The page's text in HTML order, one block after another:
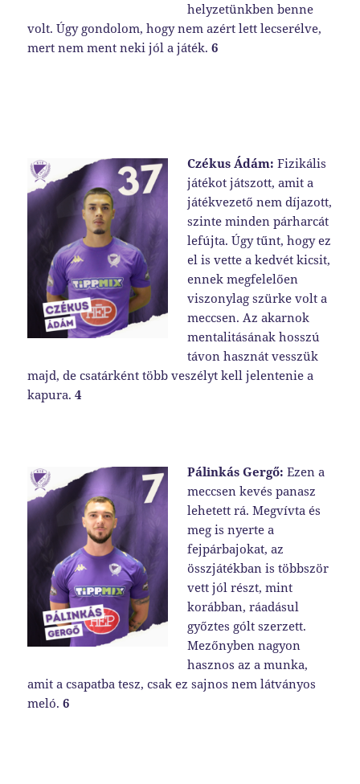
helyzetünkben benne
volt. Úgy gondolom, hogy nem azért lett lecserélve,
mert nem ment neki jól a játék.6
Czékus Ádám:Fizikális
játékot játszott, amit a
játékvezető nem díjazott,
szinte minden párharcát
lefújta. Úgy tűnt, hogy ez
el is vette a kedvét kicsit,
ennek megfelelően
viszonylag szürke volt a
meccsen. Az akarnok
mentalitásának hosszú
távon hasznát vesszük
majd, de csatárként több veszélyt kell jelentenie a
kapura.4
Pálinkás Gergő:Ezen a
meccsen kevés panasz
lehetett rá. Megvívta és
meg is nyerte a
fejpárbajokat, az
összjátékban is többször
vett jól részt, mint
korábban, ráadásul
győztes gólt szerzett.
Mezőnyben nagyon
hasznos az a munka,
amit a csapatba tesz, csak ez sajnos nem látványos
meló.6